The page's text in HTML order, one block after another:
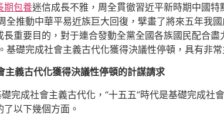
期包養迷信成長不雅，周全貫徹習近平新時期中國
全推動中華平易近族巨大回復，擘畫了將來五年我
重要目的，對于連合發動全黨全國各族國民配合
。基礎完成社會主義古代化獲得決議性停頓，具有非常
主義古代化獲得決議性停頓的計謀請求
完成社會主義古代化，“十五五”時代是基礎完成社
以下幾個方面。